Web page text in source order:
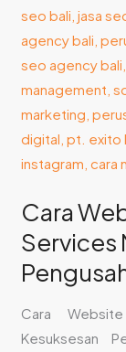
Cara
Services
Cara
Kesuksesan
Kesuksesan
Pengusaha
Bali